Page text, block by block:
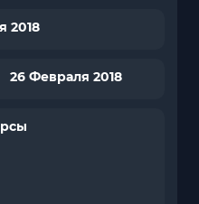
2018
26 Февраля 2018